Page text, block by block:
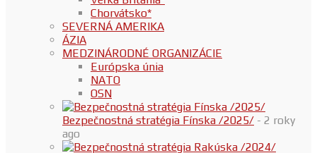
Chorvátsko*
SEVERNÁ AMERIKA
ÁZIA
MEDZINÁRODNÉ ORGANIZÁCIE
Európska únia
NATO
OSN
Bezpečnostná stratégia Fínska /2025/ - 2 roky
ago